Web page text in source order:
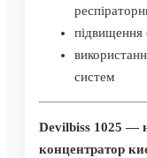
підвищення
систем
Devilbiss 1025 —
концентратор